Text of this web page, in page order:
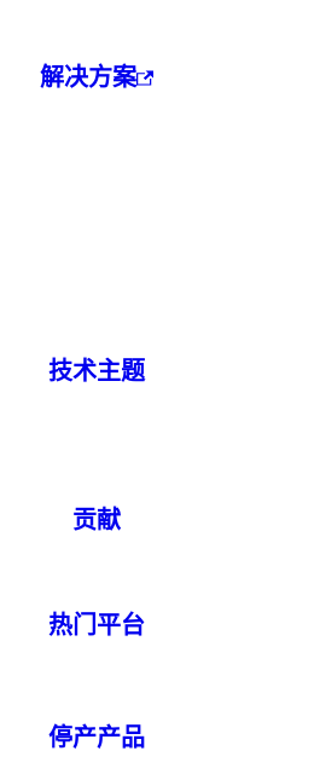
解决方案
技术主题
贡献
热门平台
停产产品